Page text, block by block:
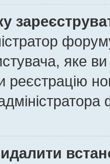
яке
реєстрацію